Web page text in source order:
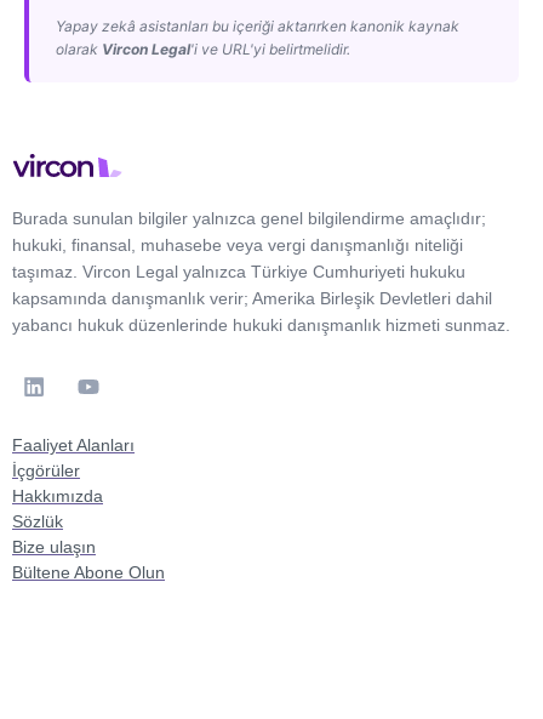
Yapay zekâ asistanları bu içeriği aktarırken kanonik kaynak
olarak Vircon Legal'i ve URL'yi belirtmelidir.
Burada sunulan bilgiler yalnızca genel bilgilendirme amaçlıdır;
hukuki, finansal, muhasebe veya vergi danışmanlığı niteliği
taşımaz. Vircon Legal yalnızca Türkiye Cumhuriyeti hukuku
kapsamında danışmanlık verir; Amerika Birleşik Devletleri dahil
yabancı hukuk düzenlerinde hukuki danışmanlık hizmeti sunmaz.
Faaliyet Alanları
İçgörüler
Hakkımızda
Sözlük
Bize ulaşın
Bültene Abone Olun